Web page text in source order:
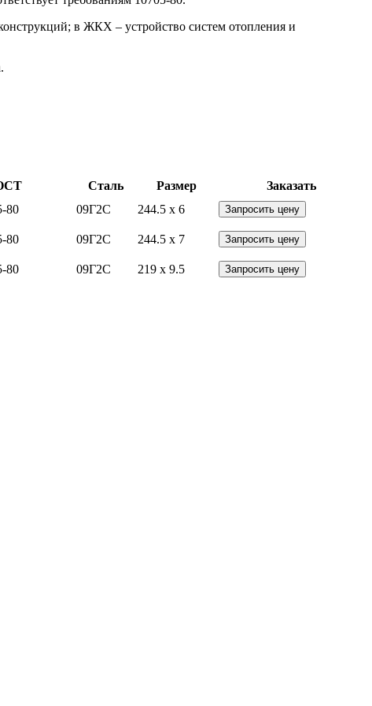
в ЖКХ – устройство систем отопления и
Сталь Размер
Заказать
80 09Г2С 244.5 x 6 Запросить цену
80 09Г2С 244.5 x 7 Запросить цену
80 09Г2С 219 x 9.5 Запросить цену